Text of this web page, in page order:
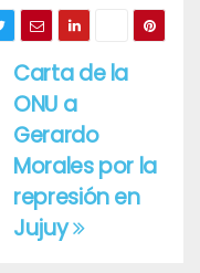
Carta de la
ONU a
Gerardo
Morales por la
represión en
Jujuy